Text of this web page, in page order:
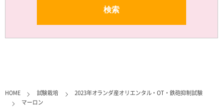
HOME 試験栽培
2023年オランダ産オリエンタル・OT・鉄砲抑制試験
マーロン